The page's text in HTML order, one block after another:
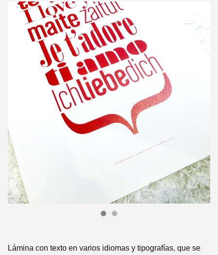
Lámina con texto en varios idiomas y tipografías, que se